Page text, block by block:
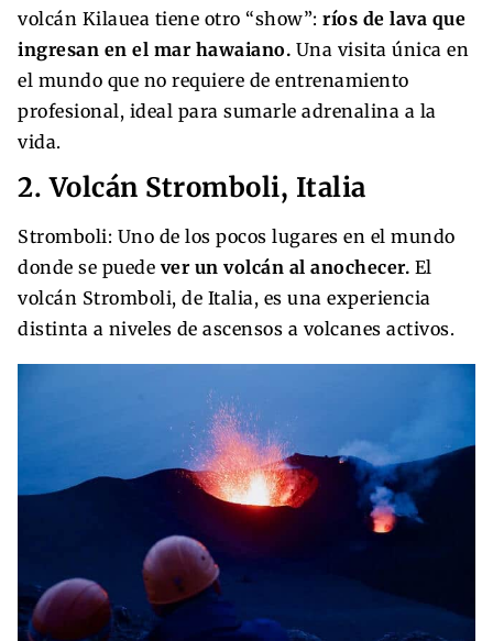
volcán Kilauea tiene otro “show”: ríos de lava que
ingresan en el mar hawaiano. Una visita única en
el mundo que no requiere de entrenamiento
profesional, ideal para sumarle adrenalina a la
vida.
2. Volcán Stromboli, Italia
Stromboli: Uno de los pocos lugares en el mundo
donde se puede ver un volcán al anochecer. El
volcán Stromboli, de Italia, es una experiencia
distinta a niveles de ascensos a volcanes activos.